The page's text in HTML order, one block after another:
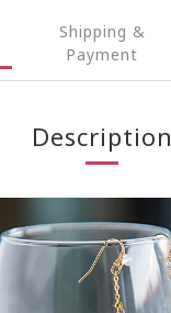
Shipping &
Payment
Description